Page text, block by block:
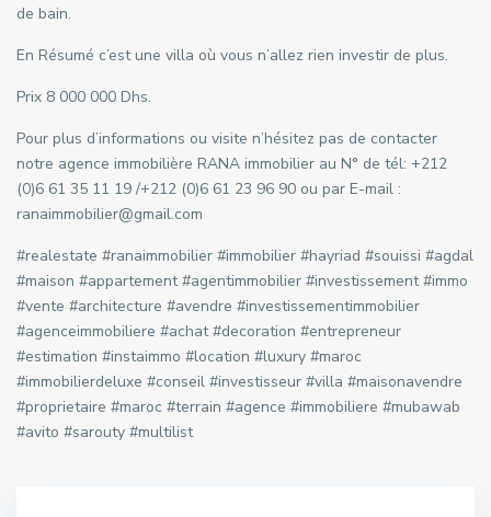
de bain.
En Résumé c’est une villa où vous n’allez rien investir de plus.
Prix 8 000 000 Dhs.
Pour plus d’informations ou visite n’hésitez pas de contacter
notre agence immobilière RANA immobilier au N° de tél: +212
(0)6 61 35 11 19 /+212 (0)6 61 23 96 90 ou par E-mail :
ranaimmobilier@gmail.com
#realestate #ranaimmobilier #immobilier #hayriad #souissi #agdal
#maison #appartement #agentimmobilier #investissement #immo
#vente #architecture #avendre #investissementimmobilier
#agenceimmobiliere #achat #decoration #entrepreneur
#estimation #instaimmo #location #luxury #maroc
#immobilierdeluxe #conseil #investisseur #villa #maisonavendre
#proprietaire #maroc #terrain #agence #immobiliere #mubawab
#avito #sarouty #multilist